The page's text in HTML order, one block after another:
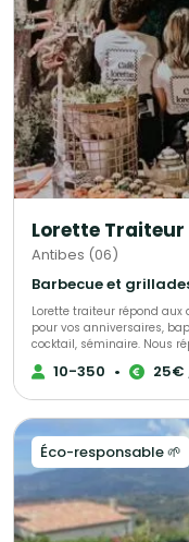
Lorette Traiteur
Antibes (06)
Lorette traiteur répond aux demandes des particuliers, des entreprises
pour vos anniversaires,
cocktail, séminaire. Nous répondons à vos demande en respectant vos
souhaits et votre budget,
conviviale
10-350 • 25€
Éco-responsable 🌱